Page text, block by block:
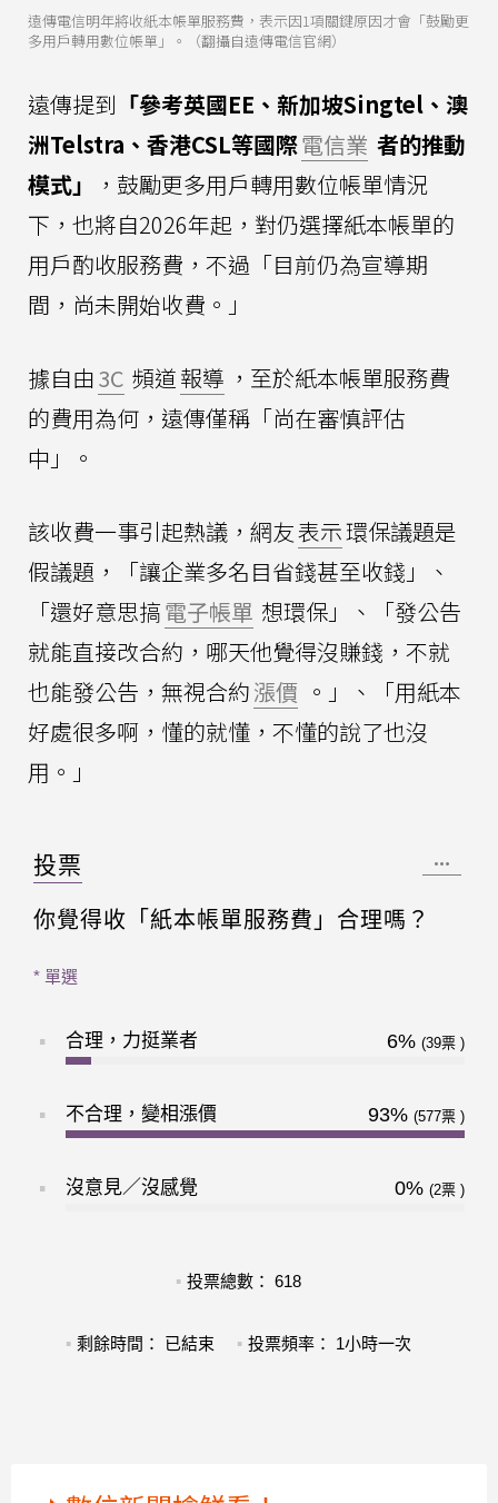
遠傳電信明年將收紙本帳單服務費，表示因1項關鍵原因才會「鼓勵更
多用戶轉用數位帳單」。（翻攝自遠傳電信官網）
遠傳提到 「參考英國EE、新加坡Singtel、澳
洲Telstra、香港CSL等國際電信業 者的推動
模式」
，鼓勵更多用戶轉用數位帳單情況
下，也將自2026年起，對仍選擇紙本帳單的
用戶酌收服務費，不過「目前仍為宣導期
間，尚未開始收費。」
據自由3C 頻道報導 ，至於紙本帳單服務費
的費用為何，遠傳僅稱「尚在審慎評估
中」。
該收費一事引起熱議，網友表示環保議題是
假議題，「讓企業多名目省錢甚至收錢」、
「還好意思搞電子帳單 想環保」、「發公告
就能直接改合約，哪天他覺得沒賺錢，不就
也能發公告，無視合約漲價 。」、「用紙本
好處很多啊，懂的就懂，不懂的說了也沒
用。」
投票
你覺得收「紙本帳單服務費」合理嗎？
* 單選
合理，力挺業者 6% 39
不合理，變相漲價 93% 577
沒意見／沒感覺 0% 2
投票總數： 618
剩餘時間： 已結束 投票頻率： 1小時一次